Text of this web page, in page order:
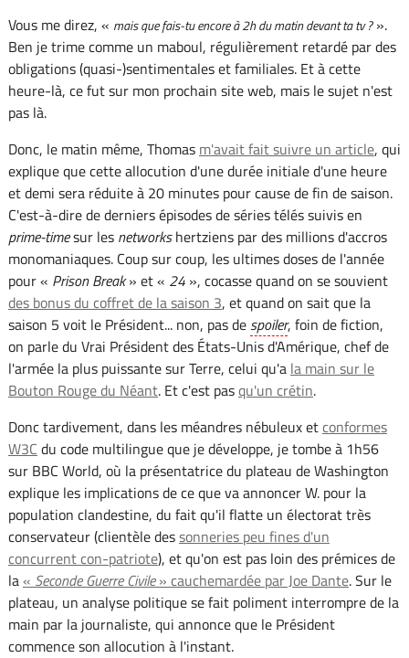
Vous me direz, « mais que fais-tu encore à 2h du matin devant ta tv ?».
Ben je trime comme un maboul, régulièrement retardé par des
obligations (quasi-)sentimentales et familiales. Et à cette
heure-là, ce fut sur mon prochain site web, mais le sujet n'est
pas là.
Donc, le matin même, Thomas m'avait fait suivre un article, qui
explique que cette allocution d'une durée initiale d'une heure
et demi sera réduite à 20 minutes pour cause de fin de saison.
C'est-à-dire de derniers épisodes de séries télés suivis en
prime-timesur les networkshertziens par des millions d'accros
monomaniaques. Coup sur coup, les ultimes doses de l'année
pour « Prison Break» et « 24», cocasse quand on se souvient
des bonus du coffret de la saison 3, et quand on sait que la
saison 5 voit le Président... non, pas de spoiler, foin de fiction,
on parle du Vrai Président des États-Unis d'Amérique, chef de
l'armée la plus puissante sur Terre, celui qu'a la main sur le
Bouton Rouge du Néant. Et c'est pasqu'un crétin.
Donc tardivement, dans les méandres nébuleux etconformes
W3C du code multilingue que je développe, je tombe à 1h56
sur BBC World, où la présentatrice du plateau de Washington
explique les implications de ce que va annoncer W. pour la
population clandestine, du fait qu'il flatte un électorat très
conservateur (clientèle dessonneries peu fines d'un
concurrent con-patriote), et qu'on est pas loin des prémices de
la« Seconde Guerre Civile» cauchemardée par Joe Dante. Sur le
plateau, un analyse politique se fait poliment interrompre de la
main par la journaliste, qui annonce que le Président
commence son allocution à l'instant.